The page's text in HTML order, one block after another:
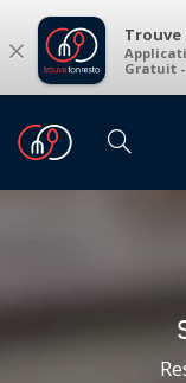
× Trouve
Gratuit -